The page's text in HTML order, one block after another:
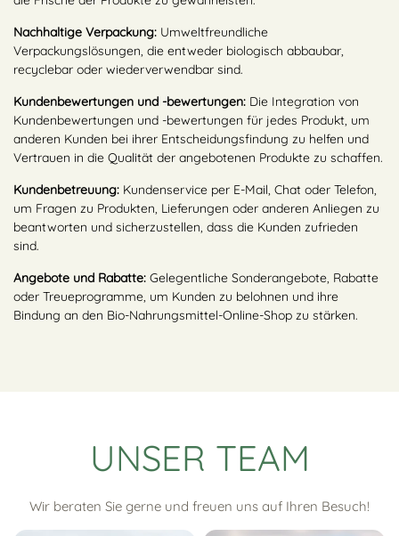
Nachhaltige Verpackung: Umweltfreundliche
Verpackungslösungen, die entweder biologisch abbaubar,
recyclebar oder wiederverwendbar sind.
Kundenbewertungen und -bewertungen: Die Integration von
Kundenbewertungen und -bewertungen für jedes Produkt, um
anderen Kunden bei ihrer Entscheidungsfindung zu helfen und
Vertrauen in die Qualität der angebotenen Produkte zu schaffen.
Kundenbetreuung: Kundenservice per E-Mail, Chat oder Telefon,
um Fragen zu Produkten, Lieferungen oder anderen Anliegen zu
beantworten und sicherzustellen, dass die Kunden zufrieden
sind.
Angebote und Rabatte: Gelegentliche Sonderangebote, Rabatte
oder Treueprogramme, um Kunden zu belohnen und ihre
Bindung an den Bio-Nahrungsmittel-Online-Shop zu stärken.
UNSER TEAM
Wir beraten Sie gerne und freuen uns auf Ihren Besuch!